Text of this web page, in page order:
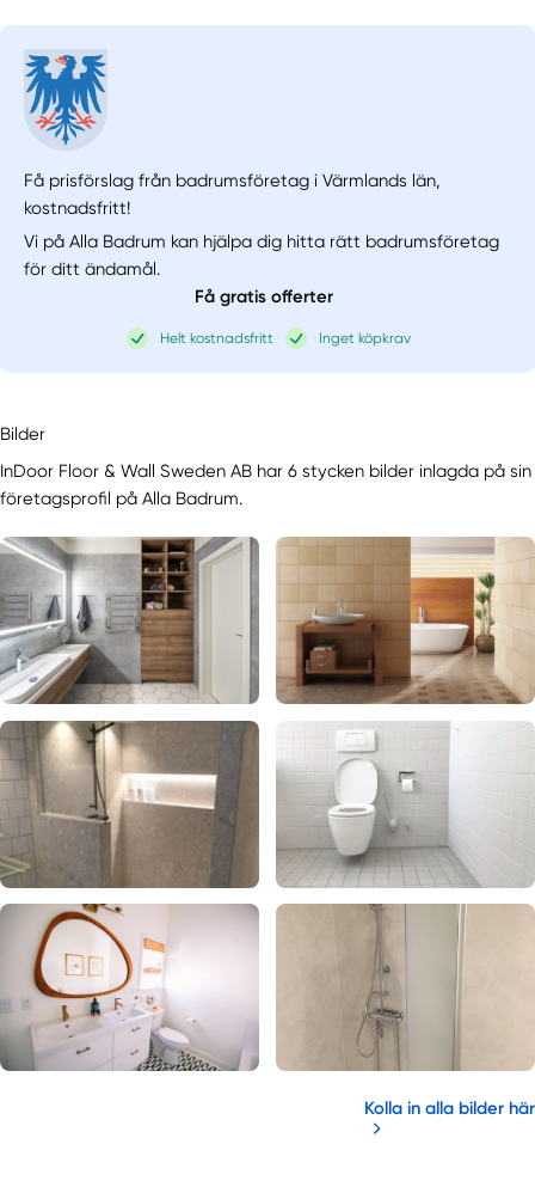
Få prisförslag från badrumsföretag i Värmlands län,
kostnadsfritt!
Vi på Alla Badrum kan hjälpa dig hitta rätt badrumsföretag
för ditt ändamål.
Få gratis offerter
Helt kostnadsfritt Inget köpkrav
Bilder
InDoor Floor & Wall Sweden AB har 6 stycken bilder inlagda på sin
företagsprofil på Alla Badrum.
Kolla in alla bilder här